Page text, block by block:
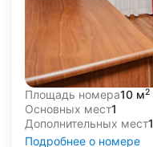
Площадь номера10 м2
Основных мест1
Дополнительных мест1
Подробнее о номере